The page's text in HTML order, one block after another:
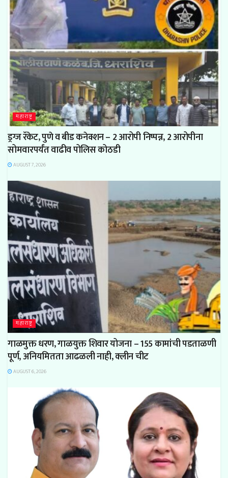
महाराष्ट्र
ड्रग्ज रॅकेट, पुणे व बीड कनेक्शन – 2 आरोपी निष्पन्न, 2 आरोपीना
सोमवारपर्यंत वाढीव पोलिस कोठडी
AUGUST 7, 2026
महाराष्ट्र
गाळमुक्त धरण, गाळयुक्त शिवार योजना – 155 कामांची पडताळणी
पूर्ण, अनियमितता आढळली नाही, क्लीन चीट
AUGUST 6, 2026